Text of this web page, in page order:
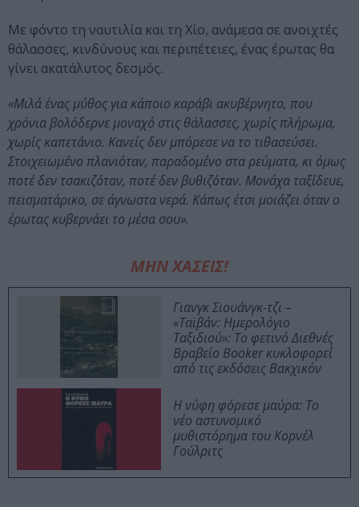
Με φόντο τη ναυτιλία και τη Χίο, ανάμεσα σε ανοιχτές
θάλασσες, κινδύνους και περιπέτειες, ένας έρωτας θα
γίνει ακατάλυτος δεσμός.
«Μιλά ένας μύθος για κάποιο καράβι ακυβέρνητο, που
χρόνια βολόδερνε μοναχό στις θάλασσες, χωρίς πλήρωμα,
χωρίς καπετάνιο. Κανείς δεν μπόρεσε να το τιθασεύσει.
Στοιχειωμένο πλανιόταν, παραδομένο στα ρεύματα, κι όμως
ποτέ δεν τσακιζόταν, ποτέ δεν βυθιζόταν. Μονάχα ταξίδευε,
πεισματάρικο, σε άγνωστα νερά. Κάπως έτσι μοιάζει όταν ο
έρωτας κυβερνάει το μέσα σου».
ΜΗΝ ΧΑΣΕΙΣ!
Γιανγκ Σιουάνγκ-τζι –
«Ταϊβάν: Ημερολόγιο
Ταξιδιού»: Το φετινό Διεθνές
Βραβείο Booker κυκλοφορεί
από τις εκδόσεις Βακχικόν
Η νύφη φόρεσε μαύρα: Το
νέο αστυνομικό
μυθιστόρημα του Κορνέλ
Γούλριτς